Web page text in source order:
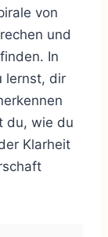
von
und
In
lernst, dir
du, wie du
Klarheit